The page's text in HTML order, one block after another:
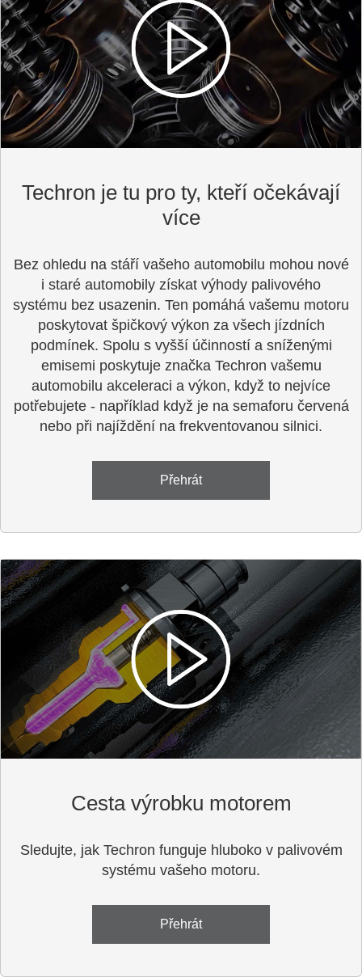
Techron je tu pro ty, kteří očekávají
více
Bez ohledu na stáří vašeho automobilu mohou nové
i staré automobily získat výhody palivového
systému bez usazenin. Ten pomáhá vašemu motoru
poskytovat špičkový výkon za všech jízdních
podmínek. Spolu s vyšší účinností a sníženými
emisemi poskytuje značka Techron vašemu
automobilu akceleraci a výkon, když to nejvíce
potřebujete - například když je na semaforu červená
nebo při najíždění na frekventovanou silnici.
Přehrát
Cesta výrobku motorem
Sledujte, jak Techron funguje hluboko v palivovém
systému vašeho motoru.
Přehrát